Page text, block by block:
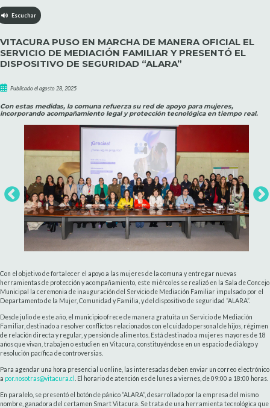
Escuchar
VITACURA PUSO EN MARCHA DE MANERA OFICIAL EL
SERVICIO DE MEDIACIÓN FAMILIAR Y PRESENTÓ EL
DISPOSITIVO DE SEGURIDAD “ALARA”
Publicado el agosto 28, 2025
Con estas medidas, la comuna refuerza su red de apoyo para mujeres,
incorporando acompañamiento legal y protección tecnológica en tiempo real.
Con el objetivo de fortalecer el apoyo a las mujeres de la comuna y entregar nuevas
herramientas de protección y acompañamiento, este miércoles se realizó en la Sala de Concejo
Municipal la ceremonia de inauguración del Servicio de Mediación Familiar impulsado por el
Departamento de la Mujer, Comunidad y Familia, y del dispositivo de seguridad “ALARA”.
Desde julio de este año, el municipio ofrece de manera gratuita un Servicio de Mediación
Familiar, destinado a resolver conflictos relacionados con el cuidado personal de hijos, régimen
de relación directa y regular, y pensión de alimentos. Está destinado a mujeres mayores de 18
años que vivan, trabajen o estudien en Vitacura, constituyéndose en un espacio de diálogo y
resolución pacífica de controversias.
Para agendar una hora presencial u online, las interesadas deben enviar un correo electrónico
a por.nosotras@vitacura.cl . El horario de atención es de lunes a viernes, de 09:00 a 18:00 horas.
En paralelo, se presentó el botón de pánico “ALARA”, desarrollado por la empresa del mismo
nombre, ganadora del certamen Smart Vitacura. Se trata de una herramienta tecnológica que